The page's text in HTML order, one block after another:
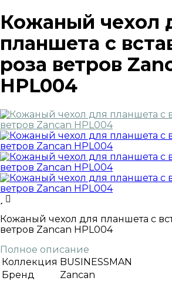
Кожаный чехол
планшета с
роза ветров
HPL004
Кожаный чехол для планшета с
ветров Zancan HPL004
Полное описание
Коллекция BUSINESSMAN
Бренд
Zancan